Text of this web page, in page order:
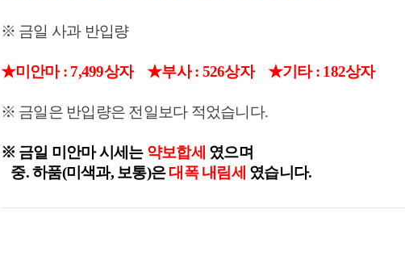
※ 금일 사과 반입량
★미안마 : 7,499상자★부사 : 526상자 ★기타: 182상자
※ 금일은 반입량은 전일보다 적었습니다.
※ 금일 미안마 시세는 약보합세 였으며
중. 하품(미색과, 보통)은대폭 내림세 였습니다.